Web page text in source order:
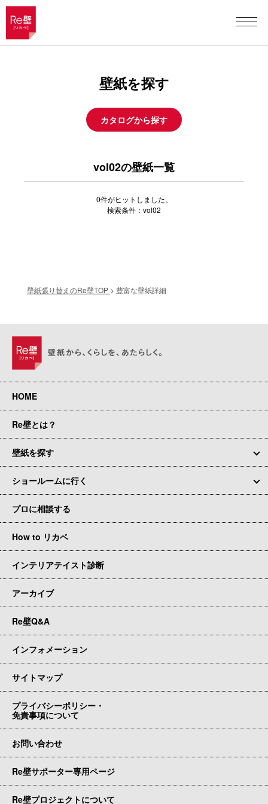
壁紙を探す
カタログから探す
vol02の壁紙一覧
0件がヒットしました。
検索条件：vol02
壁紙張り替えのRe壁TOP > 豊富な壁紙詳細
HOME
Re壁とは？
壁紙を探す
ショールームに行く
プロに相談する
How to リカベ
インテリアテイスト診断
アーカイブ
Re壁Q&A
インフォメーション
サイトマップ
プライバシーポリシー・
免責事項について
お問い合わせ
Re壁サポーター専用ページ
Re壁プロジェクトについて